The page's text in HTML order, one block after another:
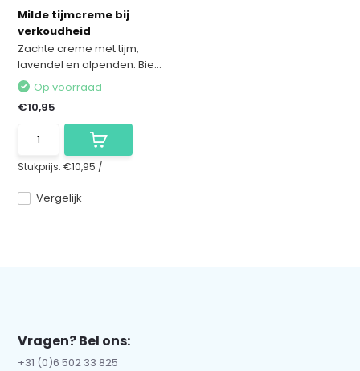
Milde tijmcreme bij
verkoudheid
Zachte creme met tijm,
lavendel en alpenden. Bie...
Vergelijk
Op voorraad
€10,95
Stukprijs:€10,95 /
Vragen? Bel ons:
+31 (0)6 502 33 825